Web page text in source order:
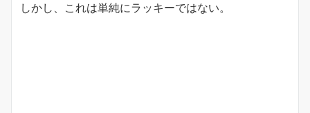
しかし、これは単純にラッキーではない。